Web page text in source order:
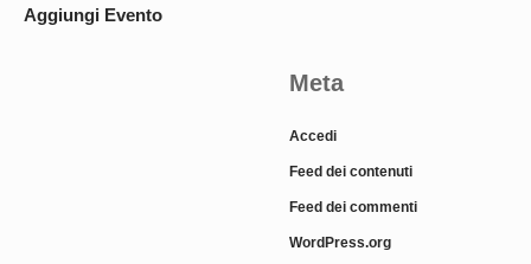
Aggiungi Evento
Meta
Accedi
Feed dei contenuti
Feed dei commenti
WordPress.org